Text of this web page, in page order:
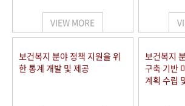
VIEW MORE
보건복지 분야 정책 지원을 위
한 통계 개발 및 제공
보건복지
구축 기반
계획 수립